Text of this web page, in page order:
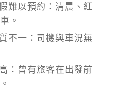
難以預約：清晨、紅
。
不一：司機與車況無
：曾有旅客在出發前